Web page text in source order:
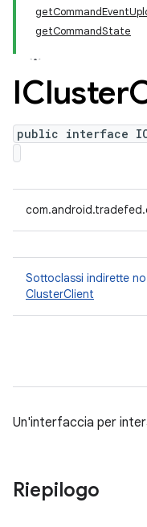
getCommandState
ICluster
public interface
Sottoclassi indirette
ClusterClient
Un'interfaccia per
Riepilogo